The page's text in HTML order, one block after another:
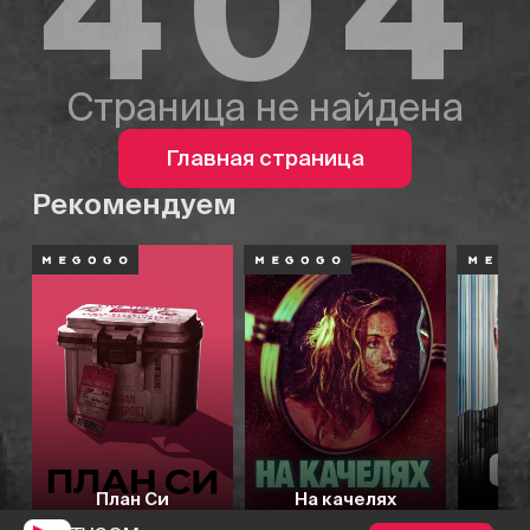
Страница не найдена
Главная страница
Рекомендуем
План Си На качелях